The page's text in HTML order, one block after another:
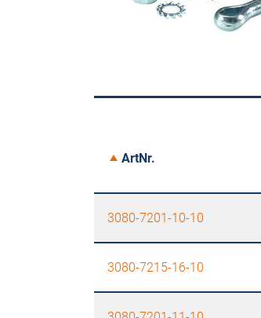
ArtNr.
3080-7201-10-10
3080-7215-16-10